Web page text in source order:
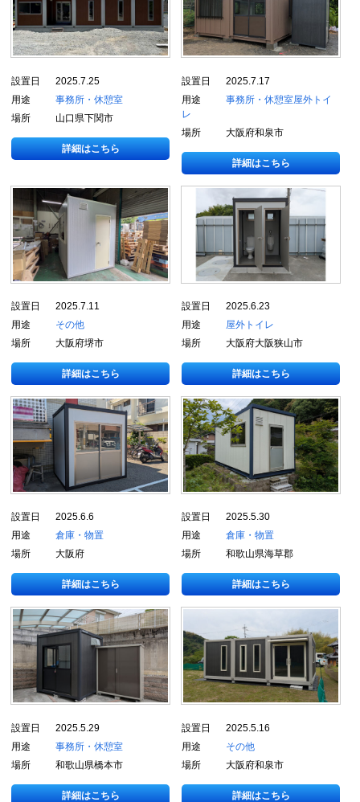
設置日
2025.7.25
用途
事務所・休憩室
場所
山口県下関市
詳細はこちら
設置日
2025.7.17
用途
事務所・休憩室屋外トイ
レ
場所
大阪府和泉市
詳細はこちら
設置日
2025.7.11
用途
その他
場所
大阪府堺市
詳細はこちら
設置日
2025.6.23
用途
屋外トイレ
場所
大阪府大阪狭山市
詳細はこちら
設置日
2025.6.6
用途
倉庫・物置
場所
大阪府
詳細はこちら
設置日
2025.5.30
用途
倉庫・物置
場所
和歌山県海草郡
詳細はこちら
設置日
2025.5.29
用途
事務所・休憩室
場所
和歌山県橋本市
詳細はこちら
設置日
2025.5.16
用途
その他
場所
大阪府和泉市
詳細はこちら